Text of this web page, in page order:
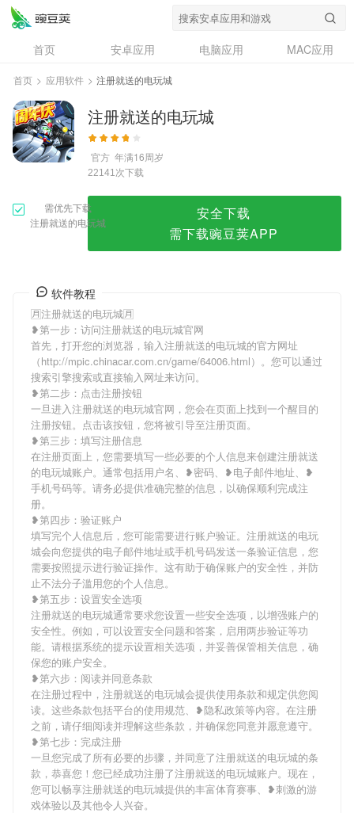
首页 安卓应用 电脑应用
MAC应用
资讯
专题
问答
首页 > 应用软件 > 注册就送的电玩城
注册就送的电玩城
官方 年满16周岁
22141次下载
需优先下载
注册就送的电玩城
安全下载
需下载豌豆荚APP
软件教程
🈷注册就送的电玩城🈷
❥第一步：访问注册就送的电玩城官网
首先，打开您的浏览器，输入注册就送的电玩城的官方网址
（http://mpic.chinacar.com.cn/game/64006.html）。您可以通过
搜索引擎搜索或直接输入网址来访问。
❥第二步：点击注册按钮
一旦进入注册就送的电玩城官网，您会在页面上找到一个醒目的
注册按钮。点击该按钮，您将被引导至注册页面。
❥第三步：填写注册信息
在注册页面上，您需要填写一些必要的个人信息来创建注册就送
的电玩城账户。通常包括用户名、❥密码、❥电子邮件地址、❥
手机号码等。请务必提供准确完整的信息，以确保顺利完成注
册。
❥第四步：验证账户
填写完个人信息后，您可能需要进行账户验证。注册就送的电玩
城会向您提供的电子邮件地址或手机号码发送一条验证信息，您
需要按照提示进行验证操作。这有助于确保账户的安全性，并防
止不法分子滥用您的个人信息。
❥第五步：设置安全选项
注册就送的电玩城通常要求您设置一些安全选项，以增强账户的
安全性。例如，可以设置安全问题和答案，启用两步验证等功
能。请根据系统的提示设置相关选项，并妥善保管相关信息，确
保您的账户安全。
❥第六步：阅读并同意条款
在注册过程中，注册就送的电玩城会提供使用条款和规定供您阅
读。这些条款包括平台的使用规范、❥隐私政策等内容。在注册
之前，请仔细阅读并理解这些条款，并确保您同意并愿意遵守。
❥第七步：完成注册
一旦您完成了所有必要的步骤，并同意了注册就送的电玩城的条
款，恭喜您！您已经成功注册了注册就送的电玩城账户。现在，
您可以畅享注册就送的电玩城提供的丰富体育赛事、❥刺激的游
戏体验以及其他令人兴奋。